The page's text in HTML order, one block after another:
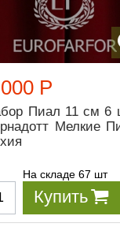
Р
Пиал 11 см 6
Мелкие
На складе 67 шт
Купить